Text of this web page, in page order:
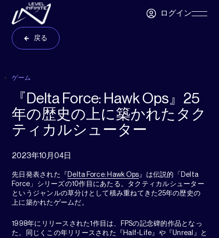
Skip to main content
ログインSkip
戻る
ゲーム
『Delta Force: Hawk Ops』25
年の歴史の上に築かれたタク
ティカルシューター
2023年10月04日
先日発表された『 Delta Force: Hawk Ops』は伝説的「Delta
Force」シリーズの10作目にあたる。タクティカルシューター
というジャンルの草分けとして積み重ねてきた25年の歴史の
上に築かれたゲームだ。
1998年にリリースされた1作目は、FPSの記念碑的作品となっ
た。同じくこの年リリースされた『Half-Life』や『Unreal』と